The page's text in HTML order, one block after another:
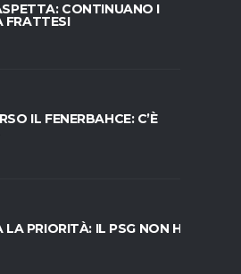
CONTINUANO I
FRATTESI
IL FENERBAHCE: C’È
PRIORITÀ: IL PSG NON HA IL